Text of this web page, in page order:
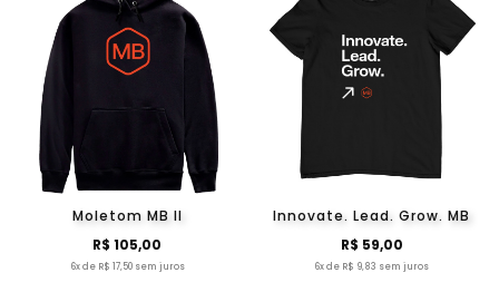
Moletom MB II
R$ 105,00
6x de R$ 17,50 sem juros
Innovate. Lead. Grow. MB
R$ 59,00
6x de R$ 9,83 sem juros